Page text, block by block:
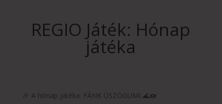
REGIO Játék: Hónap
játéka
🎉 A hónap játéka: FÁNK ÚSZÓGUMI 🌊🍩